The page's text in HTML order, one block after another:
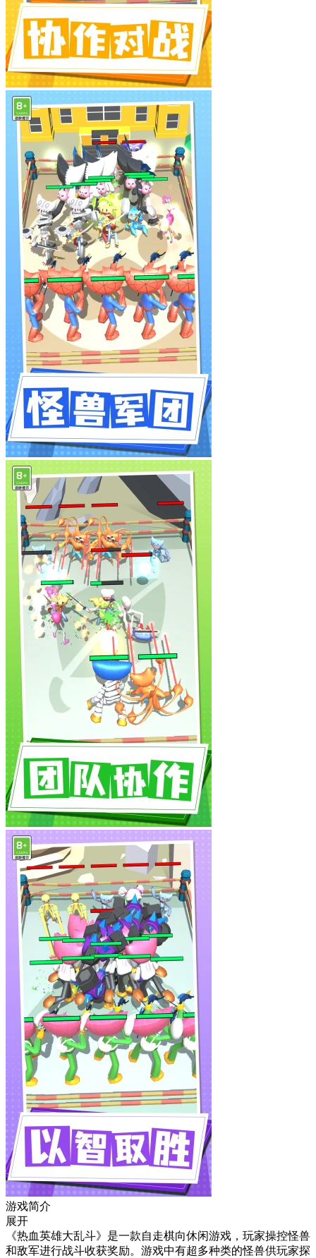
游戏简介
展开
《热血英雄大乱斗》是一款自走棋向休闲游戏，玩家操控怪兽
和敌军进行战斗收获奖励。游戏中有超多种类的怪兽供玩家探